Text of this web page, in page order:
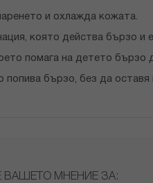
и охлажда кожата.
която действа бързо и
помага на детето бързо
попива бързо, без да оставя
ВАШЕТО МНЕНИЕ ЗА: